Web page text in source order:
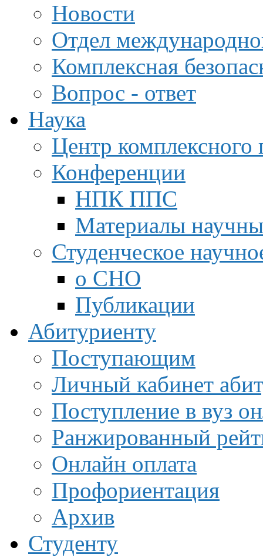
Новости
Отдел
Комплексная
Вопрос - ответ
Наука
Центр
Конференции
НПК ППС
Материалы
Студенческое
о СНО
Публикации
Абитуриенту
Поступающим
Личный кабинет
Поступление в вуз
Ранжированный
Онлайн оплата
Профориентация
Архив
Студенту